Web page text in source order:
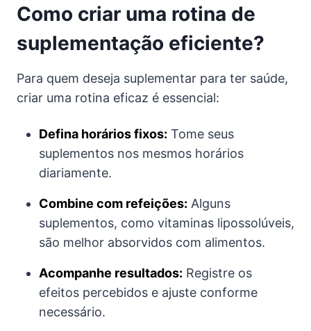
Como criar uma rotina de
suplementação eficiente?
Para quem deseja suplementar para ter saúde,
criar uma rotina eficaz é essencial:
Defina horários fixos: Tome seus
suplementos nos mesmos horários
diariamente.
Combine com refeições: Alguns
suplementos, como vitaminas lipossolúveis,
são melhor absorvidos com alimentos.
Acompanhe resultados: Registre os
efeitos percebidos e ajuste conforme
necessário.